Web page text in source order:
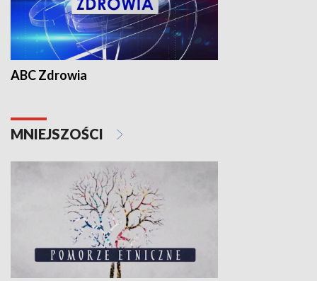
ABC Zdrowia
MNIEJSZOŚCI